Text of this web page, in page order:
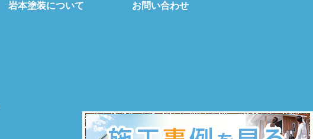
岩本塗装について お問い合わせ